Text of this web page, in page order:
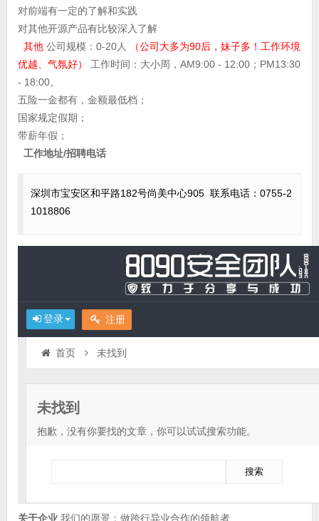
对前端有一定的了解和实践
对其他开源产品有比较深入了解
其他公司规模：0-20人
（公司大多为90后，妹子多！工作环境
优越、气氛好）
工作时间：大小周，AM9:00 - 12:00；PM13:30
- 18:00。
五险一金都有，金额最低档；
国家规定假期；
带薪年假；
工作地址/招聘电话
深圳市宝安区和平路182号尚美中心905 联系电话：0755-2
1018806
关于企业我们的愿景：做跨行异业合作的领航者